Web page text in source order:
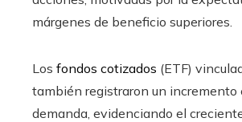
márgenes de beneficio superiores.
Los fondos cotizados (ETF)
también registraron un incremento
demanda, evidenciando el